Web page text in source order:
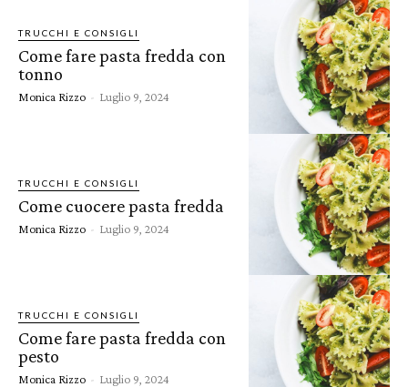
TRUCCHI E CONSIGLI
Come fare pasta fredda con
tonno
Monica Rizzo - Luglio 9, 2024
TRUCCHI E CONSIGLI
Come cuocere pasta fredda
Monica Rizzo - Luglio 9, 2024
TRUCCHI E CONSIGLI
Come fare pasta fredda con
pesto
Monica Rizzo - Luglio 9, 2024